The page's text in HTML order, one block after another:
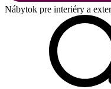
Nábytok pre interiéry a